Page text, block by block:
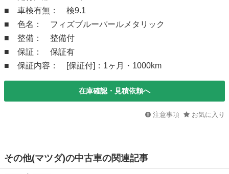
■ 車検有無： 検9.1
■ 色名： フィズブルーパールメタリック
■ 整備： 整備付
■ 保証： 保証有
■ 保証内容： [保証付]：1ヶ月・1000km
在庫確認・見積依頼へ
注意事項 お気に入り
その他(マツダ)の中古車の関連記事